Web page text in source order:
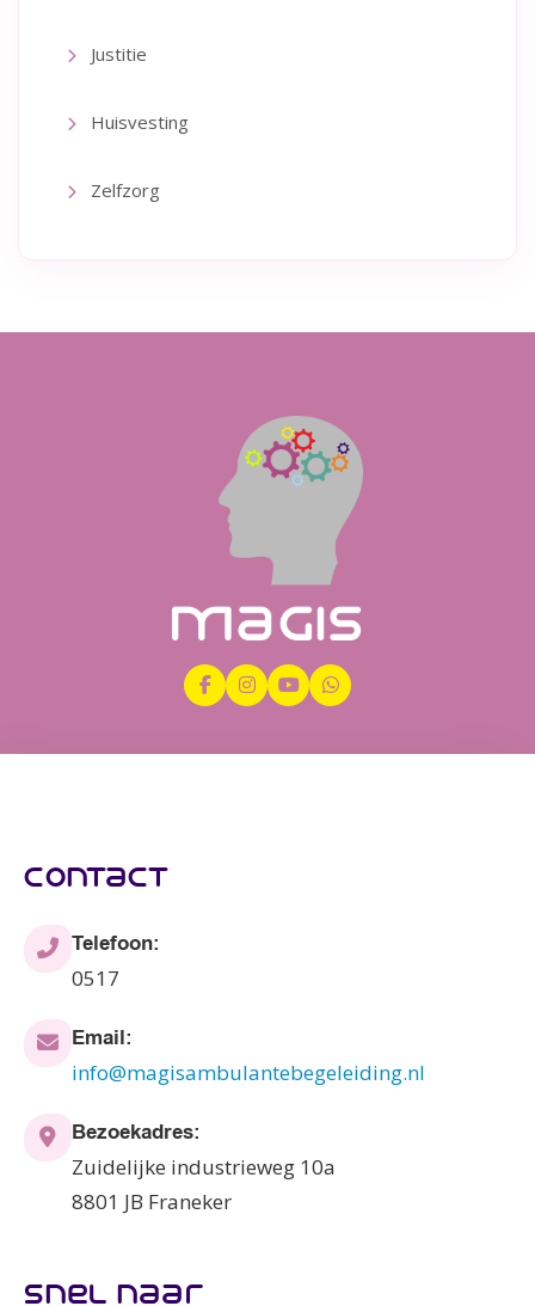
Justitie
Huisvesting
Zelfzorg
contact
Telefoon:
0517
Email:
info@magisambulantebegeleiding.nl
Bezoekadres:
Zuidelijke industrieweg 10a
8801 JB Franeker
snel naar